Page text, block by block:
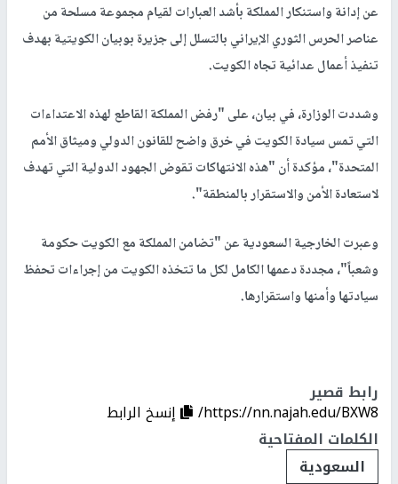
عن إدانة واستنكار المملكة بأشد العبارات لقيام مجموعة مسلحة من
عناصر الحرس الثوري الإيراني بالتسلل إلى جزيرة بوبيان الكويتية بهدف
تنفيذ أعمال عدائية تجاه الكويت.
وشددت الوزارة، في بيان، على "رفض المملكة القاطع لهذه الاعتداءات
التي تمس سيادة الكويت في خرق واضح للقانون الدولي وميثاق الأمم
المتحدة"، مؤكدة أن "هذه الانتهاكات تقوض الجهود الدولية التي تهدف
لاستعادة الأمن والاستقرار بالمنطقة".
وعبرت الخارجية السعودية عن "تضامن المملكة مع الكويت حكومة
وشعباً"، مجددة دعمها الكامل لكل ما تتخذه الكويت من إجراءات تحفظ
سيادتها وأمنها واستقرارها.
رابط قصير
https://nn.najah.edu/BXW8/
إنسخ الرابط
الكلمات المفتاحية
السعودية